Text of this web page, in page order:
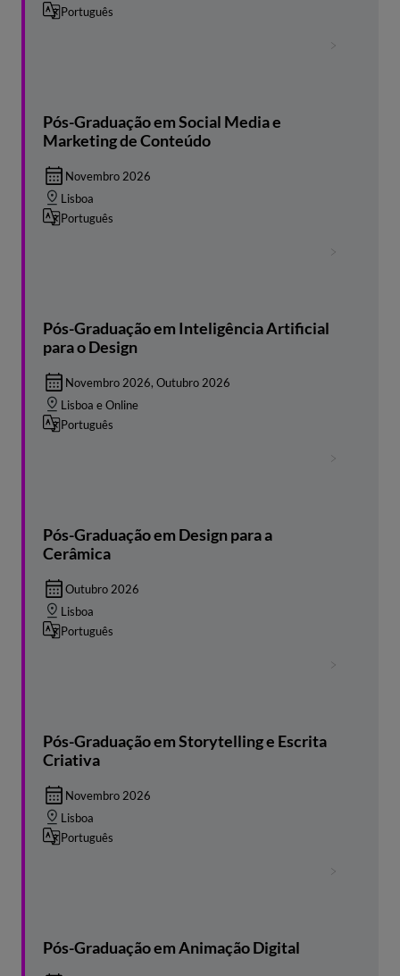
Português
Pós-Graduação em Social Media e
Marketing de Conteúdo
Novembro 2026
Lisboa
Português
Pós-Graduação em Inteligência Artificial
para o Design
Novembro 2026, Outubro 2026
Lisboa e Online
Português
Pós-Graduação em Design para a
Cerâmica
Outubro 2026
Lisboa
Português
Pós-Graduação em Storytelling e Escrita
Criativa
Novembro 2026
Lisboa
Português
Pós-Graduação em Animação Digital